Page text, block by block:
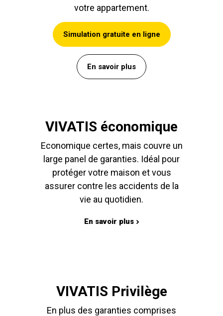
votre appartement.
Simulation gratuite en ligne
En savoir plus
VIVATIS économique
Economique certes, mais couvre un
large panel de garanties. Idéal pour
protéger votre maison et vous
assurer contre les accidents de la
vie au quotidien.
En savoir plus
VIVATIS Privilège
En plus des garanties comprises